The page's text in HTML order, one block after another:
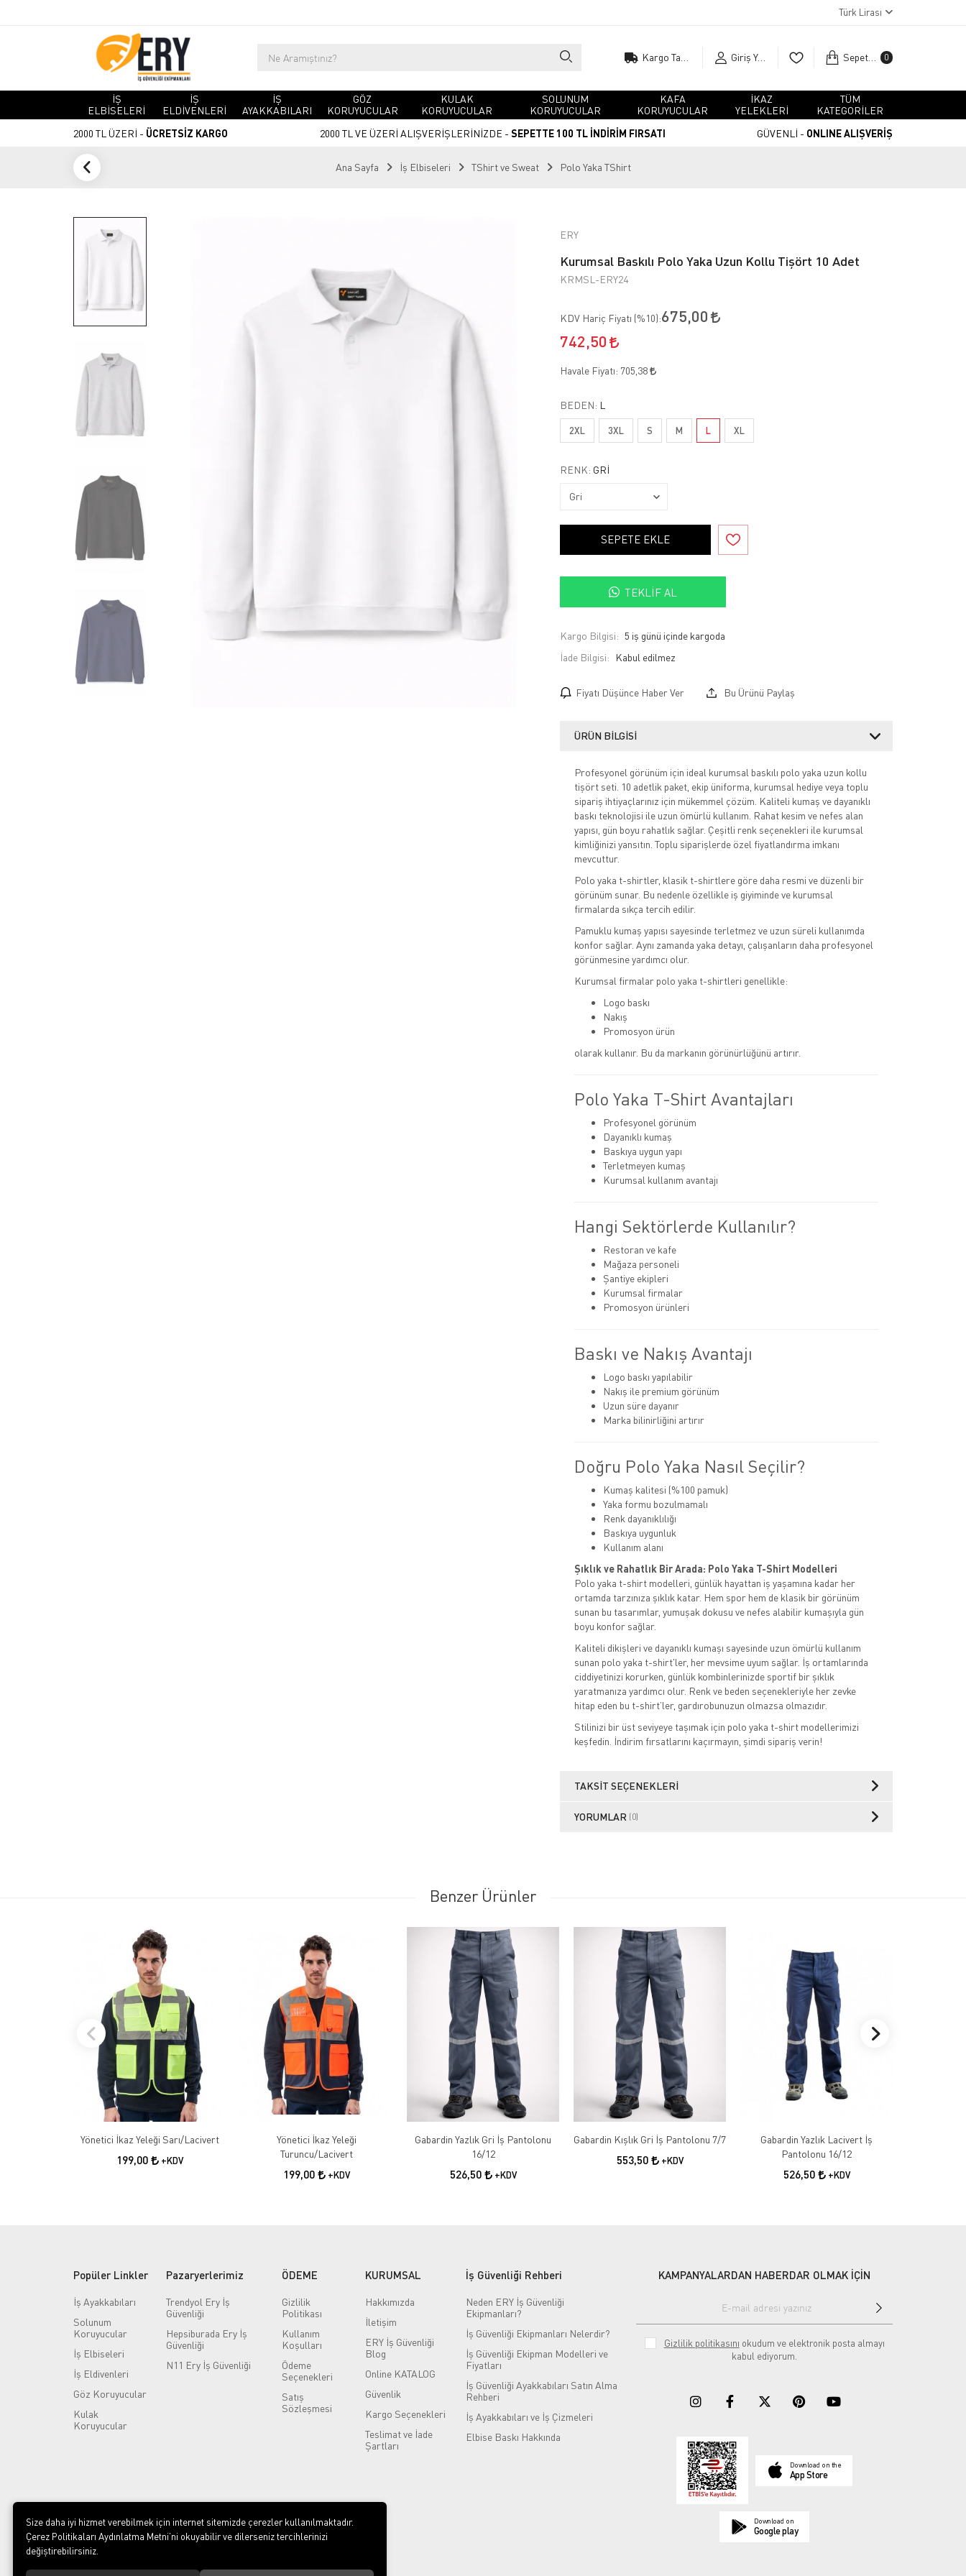
Türk Lirası
Giriş Yap Sepetim 0
İŞ
ELBİSELERİ
İŞ
ELDİVENLERİ
İŞ
AYAKKABILARI
GÖZ
KORUYUCULAR
KULAK
KORUYUCULAR
SOLUNUM
KORUYUCULAR
KAFA
KORUYUCULAR
İKAZ
YELEKLERİ
TÜM
KATEGORİLER
2000 TL ÜZERİ - ÜCRETSİZ KARGO 2000 TL VE ÜZERİ ALIŞVERİŞLERİNİZDE - SEPETTE 100 TL İNDİRİM FIRSATI GÜVENLİ - ONLINE ALIŞVERİŞ
Ana Sayfa İş Elbiseleri TShirt ve Sweat Polo Yaka TShirt
ERY
Kurumsal Baskılı Polo Yaka Uzun Kollu Tişört 10 Adet
KRMSL-ERY24
KDV Hariç Fiyatı (%10):675,00
742,50
Havale Fiyatı: 705,38
BEDEN: L
2XL 3XL S M L XL
RENK: GRI
SEPETE EKLE
TEKLIF AL
Kargo Bilgisi: 5 iş günü içinde kargoda
İade Bilgisi:
Fiyatı Düşünce Haber Ver Bu Ürünü Paylaş
ÜRÜN BILGISI
Profesyonel görünüm için ideal kurumsal baskılı polo yaka uzun kollu
tişört seti. 10 adetlik paket, ekip üniforma, kurumsal hediye veya toplu
sipariş ihtiyaçlarınız için mükemmel çözüm. Kaliteli kumaş ve dayanıklı
baskı teknolojisi ile uzun ömürlü kullanım. Rahat kesim ve nefes alan
yapısı, gün boyu rahatlık sağlar. Çeşitli renk seçenekleri ile kurumsal
kimliğinizi yansıtın. Toplu siparişlerde özel fiyatlandırma imkanı
mevcuttur.
Polo yaka t-shirtler, klasik t-shirtlere göre daha resmi ve düzenli bir
görünüm sunar. Bu nedenle özellikle iş giyiminde ve kurumsal
firmalarda sıkça tercih edilir.
Pamuklu kumaş yapısı sayesinde terletmez ve uzun süreli kullanımda
konfor sağlar. Aynı zamanda yaka detayı, çalışanların daha profesyonel
görünmesine yardımcı olur.
Kurumsal firmalar polo yaka t-shirtleri genellikle:
Logo baskı
Nakış
Promosyon ürün
olarak kullanır. Bu da markanın görünürlüğünü artırır.
Polo Yaka T-Shirt Avantajları
Profesyonel görünüm
Dayanıklı kumaş
Baskıya uygun yapı
Terletmeyen kumaş
Kurumsal kullanım avantajı
Hangi Sektörlerde Kullanılır?
Restoran ve kafe
Mağaza personeli
Şantiye ekipleri
Kurumsal firmalar
Promosyon ürünleri
Baskı ve Nakış Avantajı
Logo baskı yapılabilir
Nakış ile premium görünüm
Uzun süre dayanır
Marka bilinirliğini artırır
Doğru Polo Yaka Nasıl Seçilir?
Kumaş kalitesi (%100 pamuk)
Yaka formu bozulmamalı
Renk dayanıklılığı
Baskıya uygunluk
Kullanım alanı
Şıklık ve Rahatlık Bir Arada: Polo Yaka T-Shirt Modelleri
Polo yaka t-shirt modelleri, günlük hayattan iş yaşamına kadar her
ortamda tarzınıza şıklık katar. Hem spor hem de klasik bir görünüm
sunan bu tasarımlar, yumuşak dokusu ve nefes alabilir kumaşıyla gün
boyu konfor sağlar.
Kaliteli dikişleri ve dayanıklı kumaşı sayesinde uzun ömürlü kullanım
sunan polo yaka t-shirt'ler, her mevsime uyum sağlar. İş ortamlarında
ciddiyetinizi korurken, günlük kombinlerinizde sportif bir şıklık
yaratmanıza yardımcı olur. Renk ve beden seçenekleriyle her zevke
hitap eden bu t-shirt’ler, gardırobunuzun olmazsa olmazıdır.
Stilinizi bir üst seviyeye taşımak için polo yaka t-shirt modellerimizi
keşfedin. İndirim fırsatlarını kaçırmayın, şimdi sipariş verin!
TAKSIT SEÇENEKLERI
YORUMLAR (0)
Benzer Ürünler
Yönetici İkaz Yeleği Sarı/Lacivert
199,00 +KDV
Yönetici İkaz Yeleği
Turuncu/Lacivert
199,00 +KDV
Gabardin Yazlık Gri İş Pantolonu
16/12
526,50 +KDV
Gabardin Kışlık Gri İş Pantolonu 7/7
553,50 +KDV
Gabardin Yazlık Lacivert İş
Pantolonu 16/12
526,50 +KDV
Popüler Linkler
İş Ayakkabıları
Solunum
Koruyucular
İş Elbiseleri
İş Eldivenleri
Göz Koruyucular
Kulak
Koruyucular
Pazaryerlerimiz
Trendyol Ery İş
Güvenliği
Hepsiburada Ery İş
Güvenliği
N11 Ery İş Güvenliği
ÖDEME
Gizlilik
Politikası
Kullanım
Koşulları
Ödeme
Seçenekleri
Satış
Sözleşmesi
KURUMSAL
Hakkımızda
İletişim
ERY İş Güvenliği
Blog
Online KATALOG
Güvenlik
Kargo Seçenekleri
Teslimat ve İade
Şartları
İş Güvenliği Rehberi
Neden ERY İş Güvenliği
Ekipmanları?
İş Güvenliği Ekipmanları Nelerdir?
İş Güvenliği Ekipman Modelleri ve
Fiyatları
İş Güvenliği Ayakkabıları Satın Alma
Rehberi
İş Ayakkabıları ve İş Çizmeleri
Elbise Baskı Hakkında
KAMPANYALARDAN HABERDAR OLMAK İÇİN
Gizlilik politikasını okudum ve elektronik posta almayı
kabul ediyorum.
Download on the
App Store
Download on
Google play
Size daha iyi hizmet verebilmek için internet sitemizde çerezler kullanılmaktadır.
Çerez Politikaları Aydınlatma Metni’ni okuyabilir ve dilerseniz tercihlerinizi
değiştirebilirsiniz.